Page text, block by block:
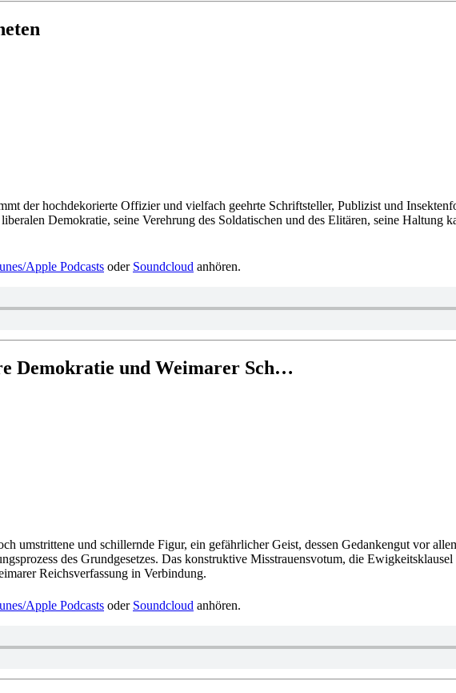
der hoch­de­ko­rierte Offi­zier und viel­fach geehrte Schrift­stel­ler, Publi­zist und
Demo­kra­tie, seine Ver­eh­rung des Sol­da­ti­schen und des Eli­tä­ren, seine Haltung
​Apple Pod­casts oder Sound­cloud anhören.
Demo­kra­tie und Wei­ma­rer Sch…
umstrit­tene und schil­lernde Figur, ein gefähr­li­cher Geist, dessen Gedan­ken­gut vor
des Grund­ge­set­zes. Das kon­struk­tive Miss­trau­ens­vo­tum, die
Reichs­ver­fas­sung in Verbindung.
​Apple Pod­casts oder Sound­cloud anhören.